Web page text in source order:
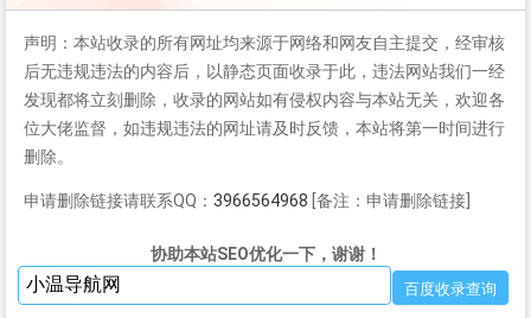
声明：本站收录的所有网址均来源于网络和网友自主提交，经审核
后无违规违法的内容后，以静态页面收录于此，违法网站我们一经
发现都将立刻删除，收录的网站如有侵权内容与本站无关，欢迎各
位大佬监督，如违规违法的网址请及时反馈，本站将第一时间进行
删除。
申请删除链接请联系QQ： 3966564968 [备注：申请删除链接]
协助本站SEO优化一下，谢谢！